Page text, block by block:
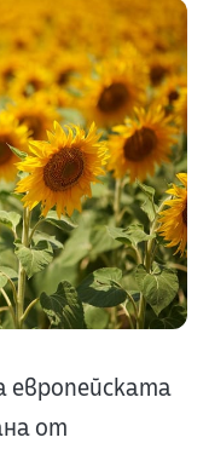
европейската
от